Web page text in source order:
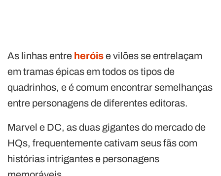
As linhas entre heróise vilões se entrelaçam
em tramas épicas em todos os tipos de
quadrinhos, e é comum encontrar semelhanças
entre personagens de diferentes editoras.
Marvel e DC, as duas gigantes do mercado de
HQs, frequentemente cativam seus fãs com
histórias intrigantes e personagens